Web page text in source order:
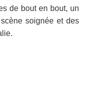
de bout en bout, un
soignée et des